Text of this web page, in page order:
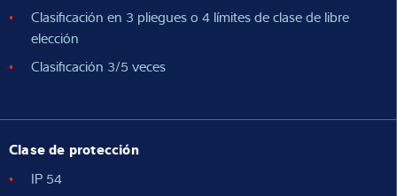
Clasificación en 3 pliegues o 4 límites de clase de libre
elección
Clasificación 3/5 veces
Clase de protección
IP 54